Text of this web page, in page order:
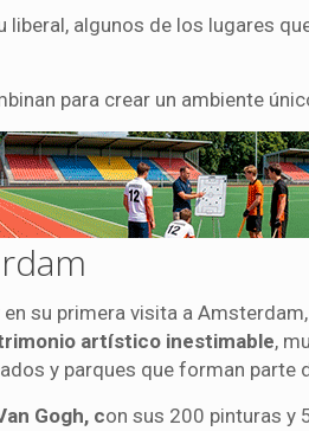
algunos de los lugares
para crear un ambiente
su primera visita a
artístico inestimable,
y parques que forman parte
Gogh, con sus 200 pinturas y